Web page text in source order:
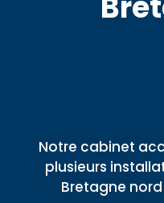
Notre cabinet
plusieurs
Bretagne